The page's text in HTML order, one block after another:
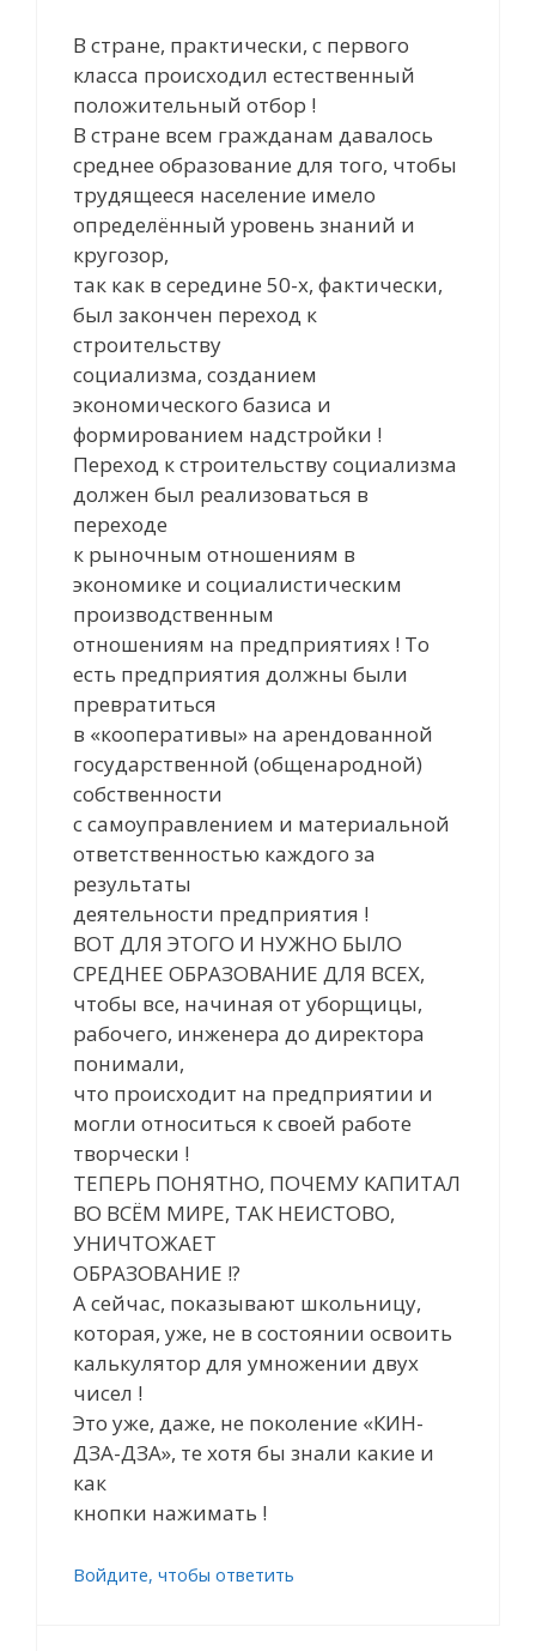
В стране, практически, с первого
класса происходил естественный
положительный отбор !
В стране всем гражданам давалось
среднее образование для того, чтобы
трудящееся население имело
определённый уровень знаний и
кругозор,
так как в середине 50-х, фактически,
был закончен переход к
строительству
социализма, созданием
экономического базиса и
формированием надстройки !
Переход к строительству социализма
должен был реализоваться в
переходе
к рыночным отношениям в
экономике и социалистическим
производственным
отношениям на предприятиях ! То
есть предприятия должны были
превратиться
в «кооперативы» на арендованной
государственной (общенародной)
собственности
с самоуправлением и материальной
ответственностью каждого за
результаты
деятельности предприятия !
ВОТ ДЛЯ ЭТОГО И НУЖНО БЫЛО
СРЕДНЕЕ ОБРАЗОВАНИЕ ДЛЯ ВСЕХ,
чтобы все, начиная от уборщицы,
рабочего, инженера до директора
понимали,
что происходит на предприятии и
могли относиться к своей работе
творчески !
ТЕПЕРЬ ПОНЯТНО, ПОЧЕМУ КАПИТАЛ
ВО ВСЁМ МИРЕ, ТАК НЕИСТОВО,
УНИЧТОЖАЕТ
ОБРАЗОВАНИЕ !?
А сейчас, показывают школьницу,
которая, уже, не в состоянии освоить
калькулятор для умножении двух
чисел !
Это уже, даже, не поколение «КИН-
ДЗА-ДЗА», те хотя бы знали какие и
как
кнопки нажимать !
Войдите, чтобы ответить